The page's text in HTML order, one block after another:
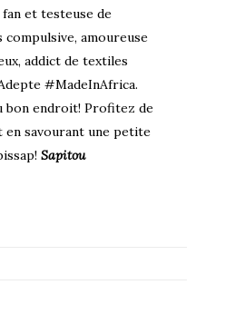
et testeuse de
compulsive, amoureuse
addict de textiles
#MadeInAfrica.
bon endroit! Profitez de
en savourant une petite
Sapitou